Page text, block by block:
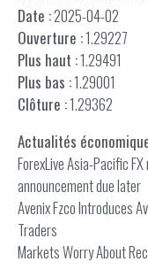
Date :2025-04-02
Ouverture :1.29227
Plus haut :1.29491
Plus bas :1.29001
Clôture :1.29362
Actualités
ForexLive Asia-Pacific
announcement due later
Avenix Fzco Introduces
Traders
Markets Worry About